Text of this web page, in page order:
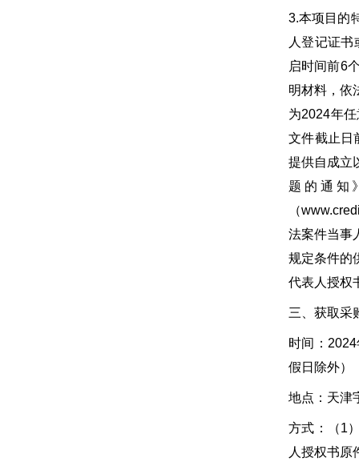
3.本项目的
人登记证
启时间前6
明材料，依
为2024年
文件截止日
提供自成立
题的通知
（
法案件当事
规定条件的
代表人授权
三、获取采
时间：
假日除外）
地点：天津
方式：（1
人授权书原